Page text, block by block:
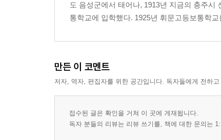
도 음성군에서 태어나, 1913년 지금의 충주시
통학교에 입학했다. 1925년 휘문고등보통학
만든 이 코멘트
저자, 역자, 편집자를 위한 공간입니다. 독자들에게 전하
접수된 글은 확인을 거쳐 이 곳에 게재됩니다.
독자 분들의 리뷰는 리뷰 쓰기를, 책에 대한 문의는